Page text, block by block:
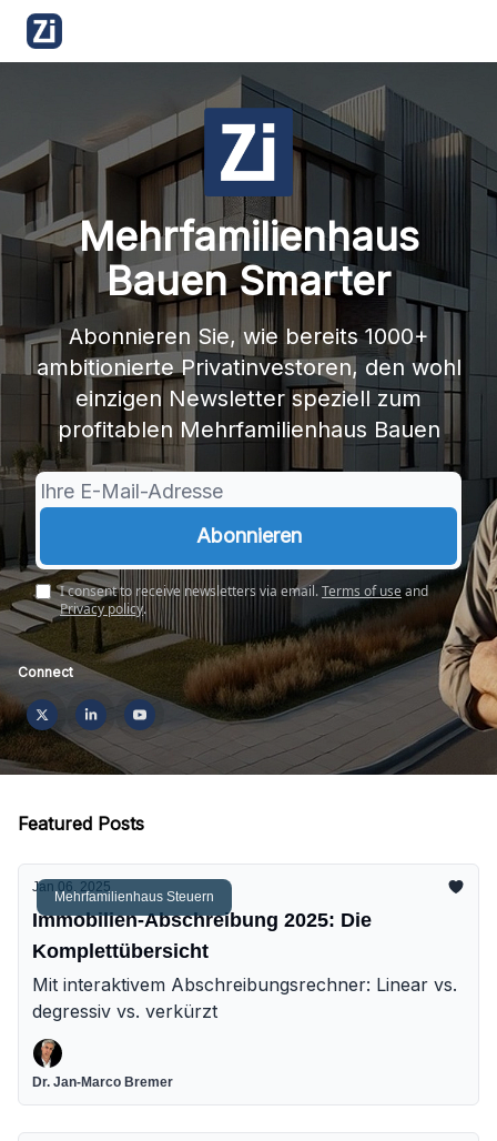
Mehrfamilienhaus
Bauen Smarter
Abonnieren Sie, wie bereits 1000+
ambitionierte Privatinvestoren, den wohl
einzigen Newsletter speziell zum
profitablen Mehrfamilienhaus Bauen
I consent to receive newsletters via email.Terms of useand
Privacy policy.
Connect
Featured Posts
Mehrfamilienhaus Steuern
Jan 06, 2025
Immobilien-Abschreibung 2025: Die
Komplettübersicht
Mit interaktivem Abschreibungsrechner: Linear vs.
degressiv vs. verkürzt
Dr. Jan-Marco Bremer